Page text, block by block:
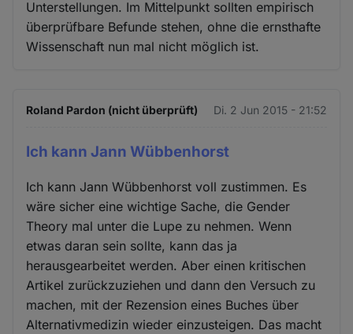
Unterstellungen. Im Mittelpunkt sollten empirisch
überprüfbare Befunde stehen, ohne die ernsthafte
Wissenschaft nun mal nicht möglich ist.
Roland Pardon (nicht überprüft) Di. 2 Jun 2015 - 21:52
Ich kann Jann Wübbenhorst
Ich kann Jann Wübbenhorst voll zustimmen. Es
wäre sicher eine wichtige Sache, die Gender
Theory mal unter die Lupe zu nehmen. Wenn
etwas daran sein sollte, kann das ja
herausgearbeitet werden. Aber einen kritischen
Artikel zurückzuziehen und dann den Versuch zu
machen, mit der Rezension eines Buches über
Alternativmedizin wieder einzusteigen. Das macht